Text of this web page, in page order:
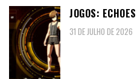
JOGOS:
31 DE JULHO DE 2026